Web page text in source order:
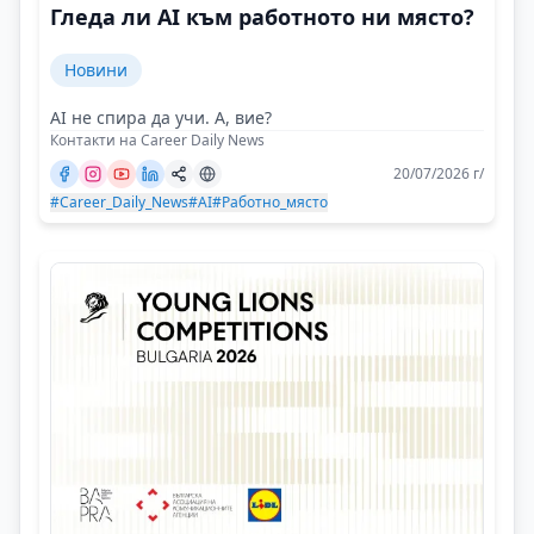
Гледа ли AI към работното ни място?
Новини
AI не спира да учи. А, вие?
Контакти на Career Daily News
20/07/2026 г/
#Career_Daily_News#AI#Работно_място